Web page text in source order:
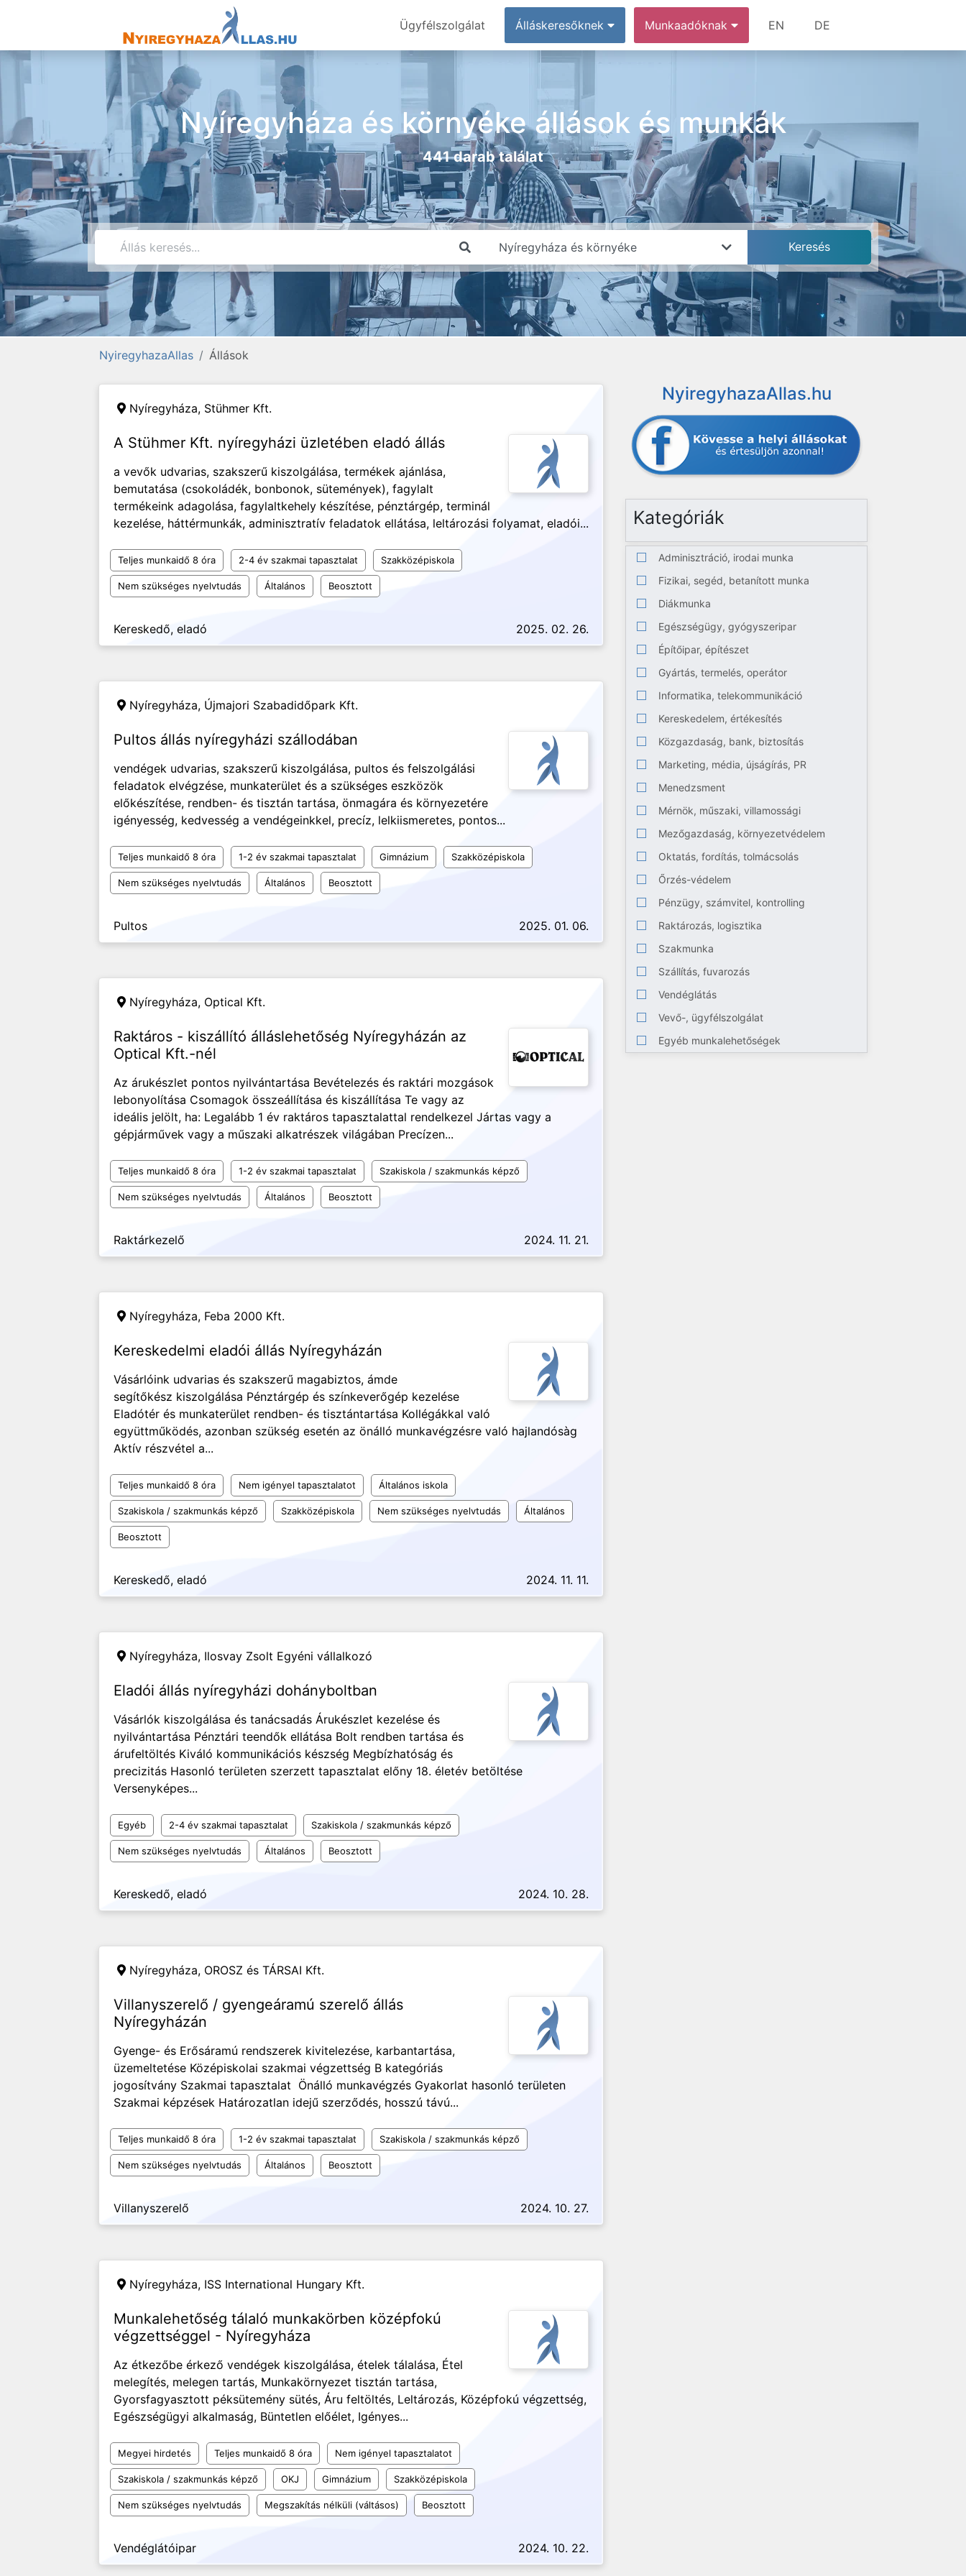
Ügyfélszolgálat Álláskeresőknek Munkaadóknak EN DE
Nyíregyháza és környéke állások és munkák
441 darab találat
NyiregyhazaAllas Állások
Nyíregyháza, Stühmer Kft.
A Stühmer Kft. nyíregyházi üzletében eladó állás
a vevők udvarias, szakszerű kiszolgálása, termékek ajánlása,
bemutatása (csokoládék, bonbonok, sütemények), fagylalt
termékeink adagolása, fagylaltkehely készítése, pénztárgép, terminál
kezelése, háttérmunkák, adminisztratív feladatok ellátása, leltározási folyamat, eladói...
Teljes munkaidő 8 óra 2-4 év szakmai tapasztalat Szakközépiskola
Nem szükséges nyelvtudás Általános Beosztott
Kereskedő, eladó 2025. 02. 26.
Nyíregyháza, Újmajori Szabadidőpark Kft.
Pultos állás nyíregyházi szállodában
vendégek udvarias, szakszerű kiszolgálása, pultos és felszolgálási
feladatok elvégzése, munkaterület és a szükséges eszközök
előkészítése, rendben- és tisztán tartása, önmagára és környezetére
igényesség, kedvesség a vendégeinkkel, precíz, lelkiismeretes, pontos...
Teljes munkaidő 8 óra 1-2 év szakmai tapasztalat Gimnázium Szakközépiskola
Nem szükséges nyelvtudás Általános Beosztott
Pultos 2025. 01. 06.
Nyíregyháza, Optical Kft.
Raktáros - kiszállító álláslehetőség Nyíregyházán az
Optical Kft.-nél
Az árukészlet pontos nyilvántartása Bevételezés és raktári mozgások
lebonyolítása Csomagok összeállítása és kiszállítása Te vagy az
ideális jelölt, ha: Legalább 1 év raktáros tapasztalattal rendelkezel Jártas vagy a
gépjárművek vagy a műszaki alkatrészek világában Precízen...
Teljes munkaidő 8 óra 1-2 év szakmai tapasztalat Szakiskola / szakmunkás képző
Nem szükséges nyelvtudás Általános Beosztott
Raktárkezelő 2024. 11. 21.
Nyíregyháza, Feba 2000 Kft.
Kereskedelmi eladói állás Nyíregyházán
Vásárlóink udvarias és szakszerű magabiztos, ámde
segítőkész kiszolgálása Pénztárgép és színkeverőgép kezelése
Eladótér és munkaterület rendben- és tisztántartása Kollégákkal való
együttműködés, azonban szükség esetén az önálló munkavégzésre való hajlandósàg
Aktív részvétel a...
Teljes munkaidő 8 óra Nem igényel tapasztalatot Általános iskola
Szakiskola / szakmunkás képző Szakközépiskola Nem szükséges nyelvtudás Általános
Beosztott
Kereskedő, eladó 2024. 11. 11.
Nyíregyháza, Ilosvay Zsolt Egyéni vállalkozó
Eladói állás nyíregyházi dohányboltban
Vásárlók kiszolgálása és tanácsadás Árukészlet kezelése és
nyilvántartása Pénztári teendők ellátása Bolt rendben tartása és
árufeltöltés Kiváló kommunikációs készség Megbízhatóság és
precizitás Hasonló területen szerzett tapasztalat előny 18. életév betöltése
Versenyképes...
Egyéb 2-4 év szakmai tapasztalat Szakiskola / szakmunkás képző
Nem szükséges nyelvtudás Általános Beosztott
Kereskedő, eladó 2024. 10. 28.
Nyíregyháza, OROSZ és TÁRSAI Kft.
Villanyszerelő / gyengeáramú szerelő állás
Nyíregyházán
Gyenge- és Erősáramú rendszerek kivitelezése, karbantartása,
üzemeltetése Középiskolai szakmai végzettség B kategóriás
jogosítvány Szakmai tapasztalat Önálló munkavégzés Gyakorlat hasonló területen
Szakmai képzések Határozatlan idejű szerződés, hosszú távú...
Teljes munkaidő 8 óra 1-2 év szakmai tapasztalat Szakiskola / szakmunkás képző
Nem szükséges nyelvtudás Általános Beosztott
Villanyszerelő 2024. 10. 27.
Nyíregyháza, ISS International Hungary Kft.
Munkalehetőség tálaló munkakörben középfokú
végzettséggel - Nyíregyháza
Az étkezőbe érkező vendégek kiszolgálása, ételek tálalása, Étel
melegítés, melegen tartás, Munkakörnyezet tisztán tartása,
Gyorsfagyasztott péksütemény sütés, Áru feltöltés, Leltározás, Középfokú végzettség,
Egészségügyi alkalmaság, Büntetlen előélet, Igényes...
Megyei hirdetés Teljes munkaidő 8 óra Nem igényel tapasztalatot
Szakiskola / szakmunkás képző OKJ Gimnázium Szakközépiskola
Nem szükséges nyelvtudás Megszakítás nélküli (váltásos) Beosztott
Vendéglátóipar 2024. 10. 22.
NyiregyhazaAllas.hu
Kategóriák
Adminisztráció, irodai munka
Fizikai, segéd, betanított munka
Diákmunka
Egészségügy, gyógyszeripar
Építőipar, építészet
Gyártás, termelés, operátor
Informatika, telekommunikáció
Kereskedelem, értékesítés
Közgazdaság, bank, biztosítás
Marketing, média, újságírás, PR
Menedzsment
Mérnök, műszaki, villamossági
Mezőgazdaság, környezetvédelem
Oktatás, fordítás, tolmácsolás
Őrzés-védelem
Pénzügy, számvitel, kontrolling
Raktározás, logisztika
Szakmunka
Szállítás, fuvarozás
Vendéglátás
Vevő-, ügyfélszolgálat
Egyéb munkalehetőségek